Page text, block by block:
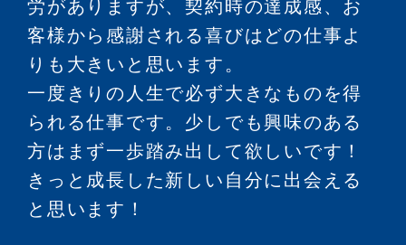
労がありますが、契約時の達成感、お
客様から感謝される喜びはどの仕事よ
りも大きいと思います。
一度きりの人生で必ず大きなものを得
られる仕事です。少しでも興味のある
方はまず一歩踏み出して欲しいです！
きっと成長した新しい自分に出会える
と思います！